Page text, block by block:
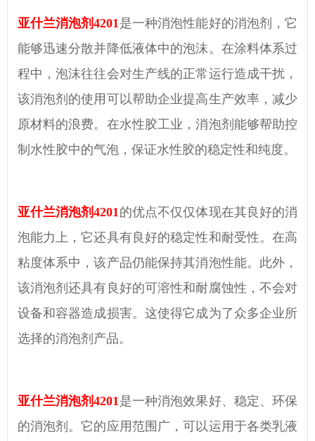
亚什兰消泡剂4201 是一种消泡性能好的消泡剂 ，它
能够迅速分散并降低液体中的泡沫。在涂料体系过
程中，泡沫往往会对生产线的正常运行造成干扰，
该消泡剂 的使用可以帮助企业提高生产效率，减少
原材料的浪费。在水性胶工业 ，消泡剂能够帮助控
制 水性胶中的气泡，保证水性胶的稳定性和纯度。
亚什兰消泡剂4201 的优点不仅仅体现在其良好的消
泡能力上，它还具有良好的稳定性和耐受性。在高
粘度体系中，该产品仍能保持其消泡性能。此外，
该消泡剂还具有良好的可溶性和耐腐蚀性，不会对
设备和容器造成损害。这使得它成为了众多企业所
选择的消泡剂 产品。
亚什兰消泡剂4201 是一种消泡效果好、稳定、环保
的消泡剂。它的应用范围广 ，可以运用于各类乳液